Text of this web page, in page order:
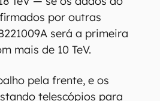
por outras
será a primeira
mais de 10 TeV.
pela frente, e os
telescópios para